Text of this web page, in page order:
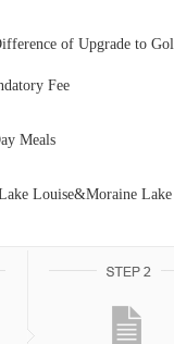
of Upgrade to
Fee
Meals
Louise&Moraine